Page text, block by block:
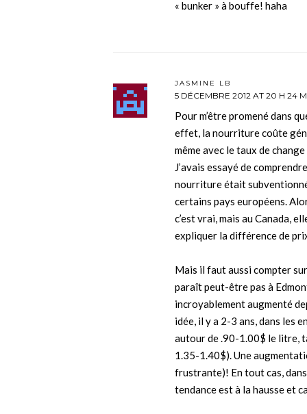
« bunker » à bouffe! haha
JASMINE LB
5 DÉCEMBRE 2012 AT 20 H 24
Pour m’être promené dans
effet, la nourriture coûte
même avec le taux de
J’avais essayé de
nourriture était
certains pays européens.
c’est vrai, mais au Canada,
expliquer la différence de
Mais il faut aussi compter sur
paraît peut-être pas à
incroyablement augmenté
idée, il y a 2-3 ans, dans les
autour de .90-1.00$ le litre,
1.35-1.40$). Une
frustrante)! En tout cas, dans
tendance est à la hausse et